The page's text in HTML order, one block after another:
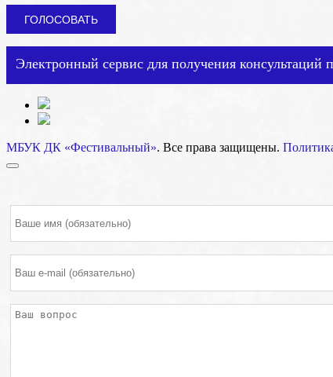
Электронный сервис для получения консультаций
МБУК ДК «Фестивальный». Все права защищены.